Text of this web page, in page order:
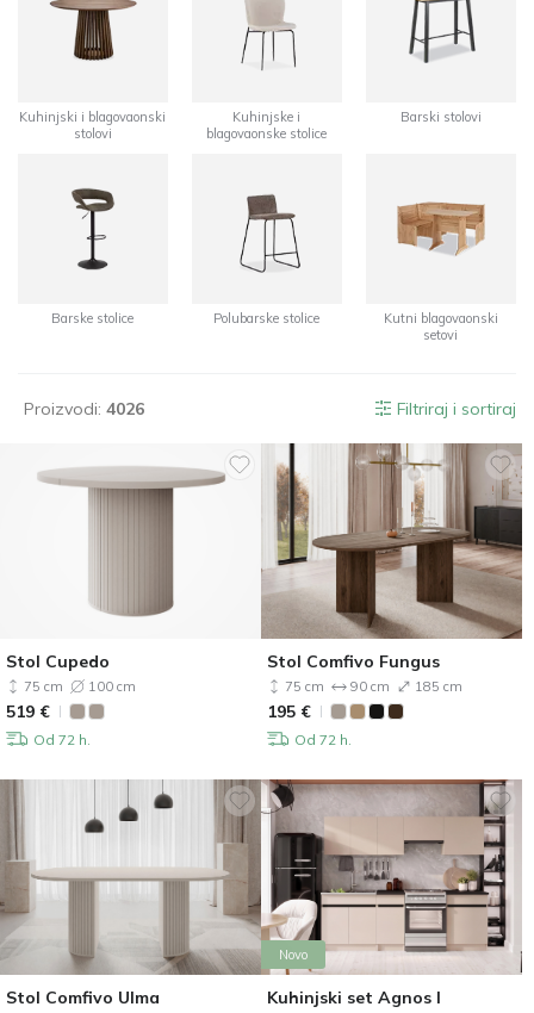
Kuhinjski i blagovaonski
stolovi
Kuhinjske i
blagovaonske stolice
Barski stolovi
Barske stolice Polubarske stolice
Kutni blagovaonski
setovi
Proizvodi: 4026 Filtriraj i sortiraj
Stol Cupedo
75 cm 100 cm
519 €
Od 72 h.
Stol Comfivo Fungus
75 cm 90 cm 185 cm
195 €
Od 72 h.
Stol Comfivo Ulma
Novo
Kuhinjski set Agnos I